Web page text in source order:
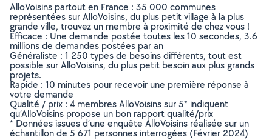
AlloVoisins partout en France : 35 000 communes
représentées sur AlloVoisins, du plus petit village à la plus
grande ville, trouvez un membre à proximité de chez vous !
Efficace : Une demande postée toutes les 10 secondes, 3.6
millions de demandes postées par an
Généraliste : 1 250 types de besoins différents, tout est
possible sur AlloVoisins, du plus petit besoin aux plus grands
projets.
Rapide : 10 minutes pour recevoir une première réponse à
votre demande
Qualité / prix : 4 membres AlloVoisins sur 5* indiquent
qu’AlloVoisins propose un bon rapport qualité/prix
* Données issues d’une enquête AlloVoisins réalisée sur un
échantillon de 5 671 personnes interrogées (Février 2024)